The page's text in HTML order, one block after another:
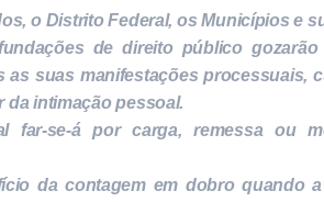
o Distrito Federal, os Municípios e
de direito público gozarão
as suas manifestações processuais,
da intimação pessoal.
far-se-á por carga, remessa ou
da contagem em dobro quando